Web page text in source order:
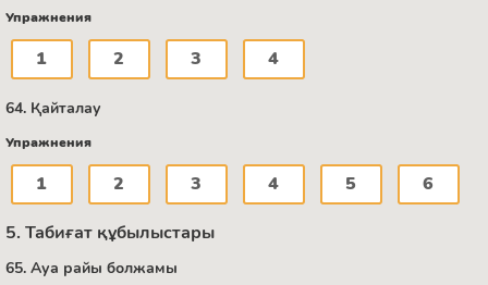
Упражнения
1 2 3 4
64. Қайталау
Упражнения
1 2 3 4 5 6
5. Табиғат құбылыстары
65. Ауа райы болжамы